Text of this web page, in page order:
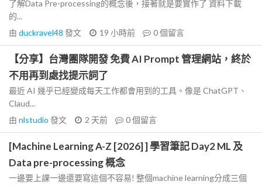
了解Data Pre-processing的概念後，接著就是要實作了 資料下載
的...
由 duckravel48 發文 19 小時前 0個留言
【分享】台灣團隊開發 免費 AI Prompt 管理網站，終於
不用再到處找提示詞了
最近 AI 幾乎已經變成每天工作都會用到的工具。像是 ChatGPT、
Claud...
由 nlstudio 發文 2 天前 0個留言
[Machine Learning A-Z [2026] ] 學習筆記 Day2 ML 及
Data pre-processing 概念
一邊要上課一邊還要寫這個不容易! 整個machine learning分成三個